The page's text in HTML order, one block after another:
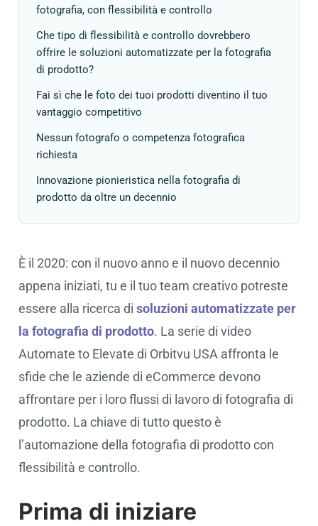
fotografia, con flessibilità e controllo
Che tipo di flessibilità e controllo dovrebbero
offrire le soluzioni automatizzate per la fotografia
di prodotto?
Fai sì che le foto dei tuoi prodotti diventino il tuo
vantaggio competitivo
Nessun fotografo o competenza fotografica
richiesta
Innovazione pionieristica nella fotografia di
prodotto da oltre un decennio
È il 2020: con il nuovo anno e il nuovo decennio
appena iniziati, tu e il tuo team creativo potreste
essere alla ricerca di soluzioni automatizzate per
la fotografia di prodotto. La serie di video
Automate to Elevate di Orbitvu USA affronta le
sfide che le aziende di eCommerce devono
affrontare per i loro flussi di lavoro di fotografia di
prodotto. La chiave di tutto questo è
l’automazione della fotografia di prodotto con
flessibilità e controllo.
Prima di iniziare